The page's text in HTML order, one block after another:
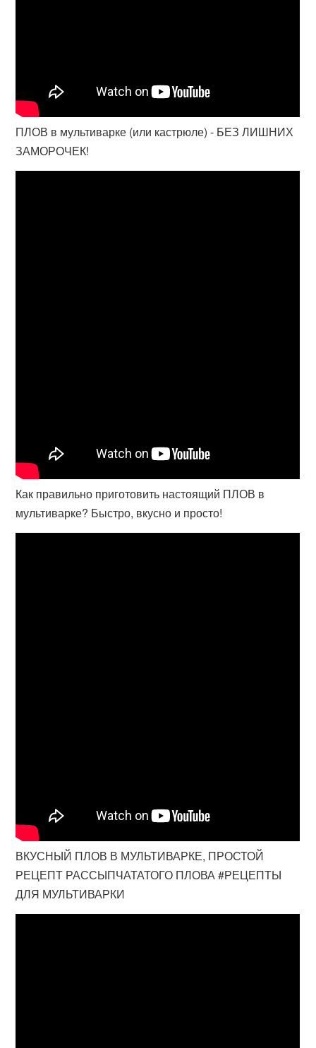
ПЛОВ в мультиварке (или кастрюле) - БЕЗ ЛИШНИХ
ЗАМОРОЧЕК!
Как правильно приготовить настоящий ПЛОВ в
мультиварке? Быстро, вкусно и просто!
ВКУСНЫЙ ПЛОВ В МУЛЬТИВАРКЕ, ПРОСТОЙ
РЕЦЕПТ РАССЫПЧАТАТОГО ПЛОВА #РЕЦЕПТЫ
ДЛЯ МУЛЬТИВАРКИ